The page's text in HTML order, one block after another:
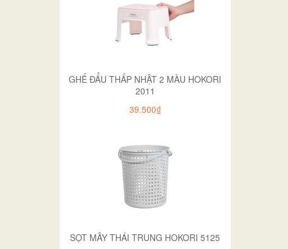
GHẾ ĐẨU THẤP NHẬT 2 MÀU HOKORI
2011
39.500₫
SỌT MÂY THÁI TRUNG HOKORI 5125